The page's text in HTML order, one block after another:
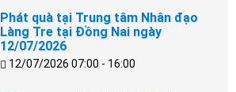
Phát quà tại Trung tâm Nhân đạo
Làng Tre tại Đồng Nai ngày
12/07/2026
12/07/2026 07:00 - 16:00